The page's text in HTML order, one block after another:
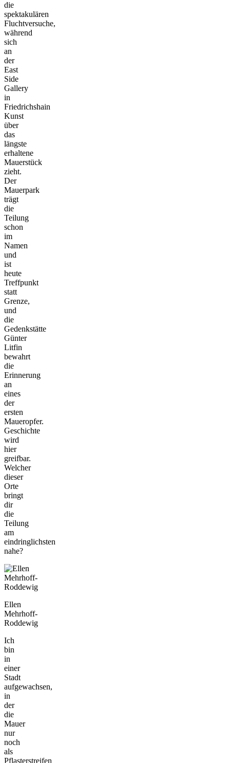
die
spektakulären
Fluchtversuche,
während
sich
an
der
East
Side
Gallery
in
Friedrichshain
Kunst
über
das
längste
erhaltene
Mauerstück
zieht.
Der
Mauerpark
trägt
die
Teilung
schon
im
Namen
und
ist
heute
Treffpunkt
statt
Grenze,
und
die
Gedenkstätte
Günter
Litfin
bewahrt
die
Erinnerung
an
eines
der
ersten
Maueropfer.
Geschichte
wird
hier
greifbar.
Welcher
dieser
Orte
bringt
dir
die
Teilung
am
eindringlichsten
nahe?
Ellen
Mehrhoff-
Roddewig
Ich
bin
in
einer
Stadt
aufgewachsen,
in
der
die
Mauer
nur
noch
als
Pflasterstreifen